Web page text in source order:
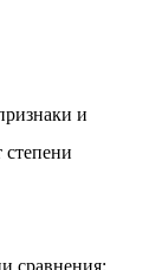
и
степени
сравнения: